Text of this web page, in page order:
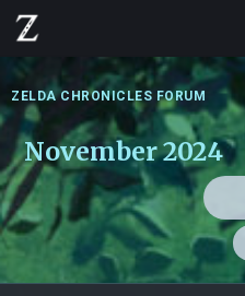
ZELDA CHRONICLES FORUM
November 2024